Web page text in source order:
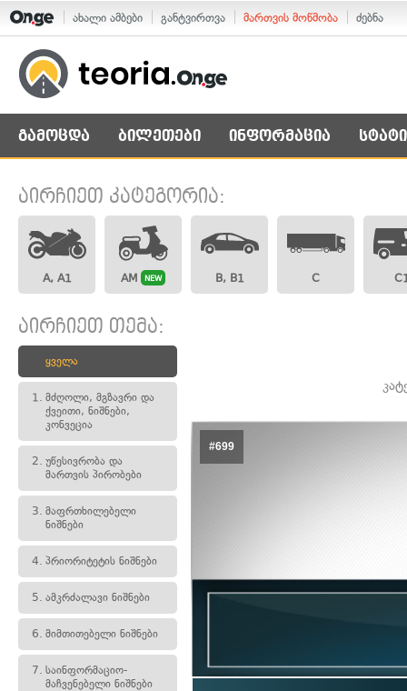
ახალი ამბები განტვირთვა მართვის მოწმობა ძებნა
გამოცდა ბილეთები ინფორმაცია
აირჩიეთ კატეგორია:
A, A1 AM NEW B, B1 C
აირჩიეთ თემა:
ყველა
1. მძღოლი, მგზავრი და
ქვეითი, ნიშნები,
კონვეცია
2. უწესივრობა და
მართვის პირობები
3. მაფრთხილებელი
ნიშნები
4. პრიორიტეტის ნიშნები
5. ამკრძალავი ნიშნები
6. მიმთითებელი ნიშნები
7. საინფორმაციო-
მაჩვენებელი ნიშნები
#699